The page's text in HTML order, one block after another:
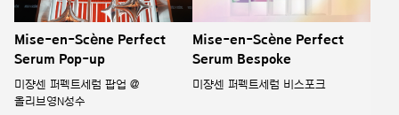
Mise-en-Scène Perfect
Serum Pop-up
미쟝센 퍼펙트세럼 팝업 @
올리브영N성수
Mise-en-Scène Perfect
Serum Bespoke
미쟝센 퍼펙트세럼 비스포크